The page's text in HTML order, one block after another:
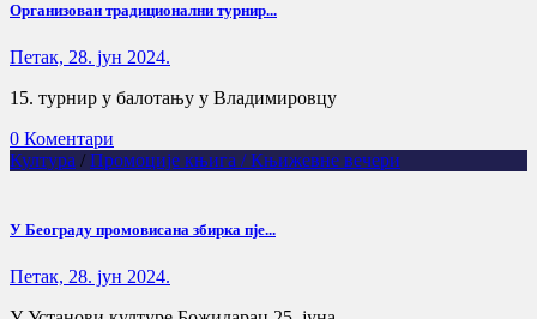
Организован традиционални турнир...
Петак, 28. јун 2024.
15. турнир у балотању у Владимировцу
0 Коментари
Култура / Промоције књига / Књижевне вечери
У Београду промовисана збирка пје...
Петак, 28. јун 2024.